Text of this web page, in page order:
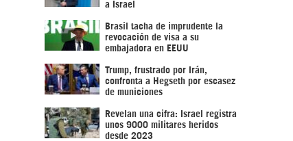
a Israel
Brasil tacha de imprudente la
revocación de visa a su
embajadora en EEUU
Trump, frustrado por Irán,
confronta a Hegseth por escasez
de municiones
Revelan una cifra: Israel registra
unos 9000 militares heridos
desde 2023